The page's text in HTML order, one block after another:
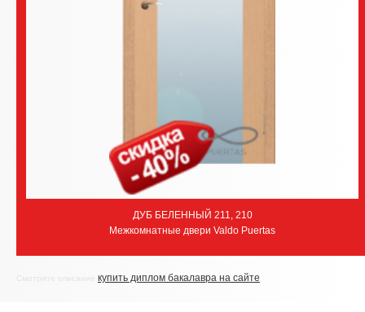
ДУБ БЕЛЕННЫЙ 211, 210
Межкомнатные двери Valdo Puertas
Смотрите описание купить диплом бакалавра на сайте